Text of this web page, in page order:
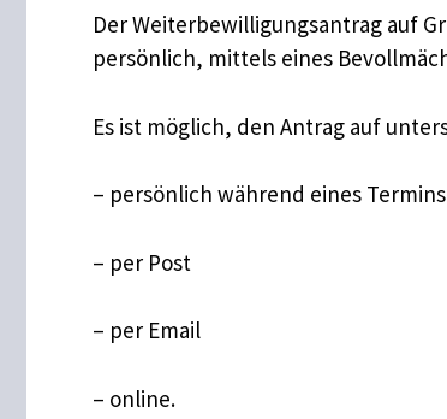
Der Weiterbewilligungsantrag auf
persönlich, mittels eines
Es ist möglich, den Antrag auf
– persönlich während eines
– per Post
– per Email
– online.